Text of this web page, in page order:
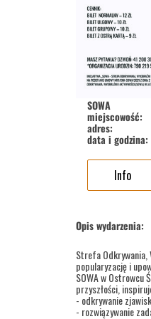
SOWA
miejscowość:
adres:
data i godzina:
Info
Opis wydarzenia:
Strefa Odkrywania,
popularyzację i
SOWA w Ostrowcu
przyszłości,
- odkrywanie
- rozwiązywanie